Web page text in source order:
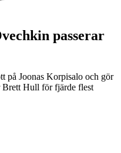
passerar
på Joonas Korpisalo och gör
Brett Hull för fjärde flest